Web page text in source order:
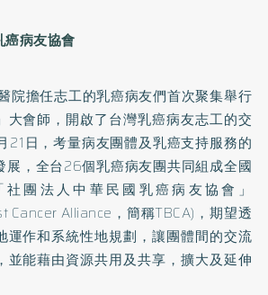
癌病友協會
院擔任志工的乳癌病友們首次聚集舉行
大會師，開啟了台灣乳癌病友志工的交
日，考量病友團體及乳癌支持服務的
展，全台26個乳癌病友團共同組成全國
團法人中華民國乳癌病友協會」
Cancer Alliance，簡稱TBCA)，期望透
運作和系統性地規劃，讓團體間的交流
並能藉由資源共用及共享，擴大及延伸